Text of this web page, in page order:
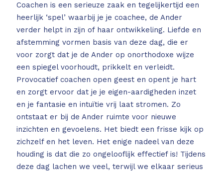
Coachen is een serieuze zaak en tegelijkertijd een
heerlijk ‘spel’ waarbij je je coachee, de Ander
verder helpt in zijn of haar ontwikkeling. Liefde en
afstemming vormen basis van deze dag, die er
voor zorgt dat je de Ander op onorthodoxe wijze
een spiegel voorhoudt, prikkelt en verleidt.
Provocatief coachen open geest en opent je hart
en zorgt ervoor dat je je eigen-aardigheden inzet
en je fantasie en intuïtie vrij laat stromen. Zo
ontstaat er bij de Ander ruimte voor nieuwe
inzichten en gevoelens. Het biedt een frisse kijk op
zichzelf en het leven. Het enige nadeel van deze
houding is dat die zo ongelooflijk effectief is! Tijdens
deze dag lachen we veel, terwijl we elkaar serieus